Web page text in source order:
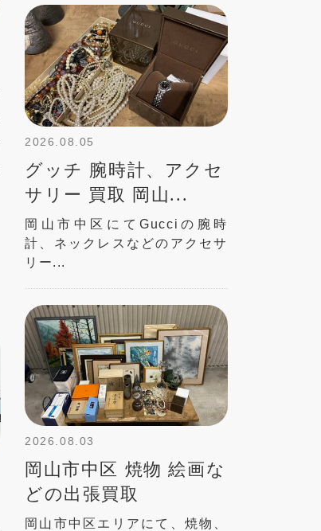
2026.08.05
グッチ 腕時計、アクセ
サリー 買取 岡山...
岡山市中区にてGucciの腕時
計、ネックレスなどのアクセサ
リー...
2026.08.03
岡山市中区 焼物 絵画な
どの出張買取
岡山市中区エリアにて、焼物、